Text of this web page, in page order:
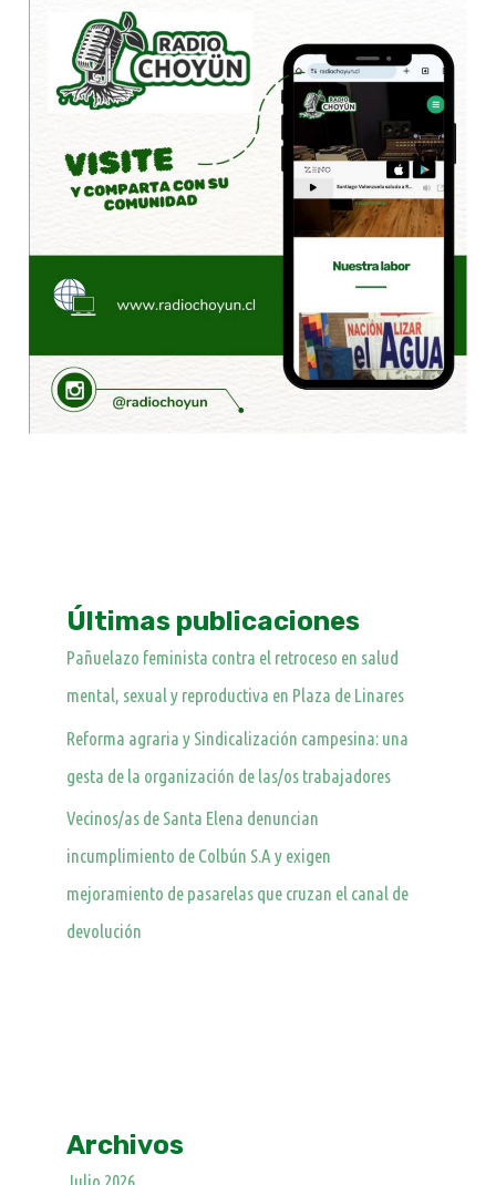
Últimas publicaciones
Pañuelazo feminista contra el retroceso en salud
mental, sexual y reproductiva en Plaza de Linares
Reforma agraria y Sindicalización campesina: una
gesta de la organización de las/os trabajadores
Vecinos/as de Santa Elena denuncian
incumplimiento de Colbún S.A y exigen
mejoramiento de pasarelas que cruzan el canal de
devolución
Archivos